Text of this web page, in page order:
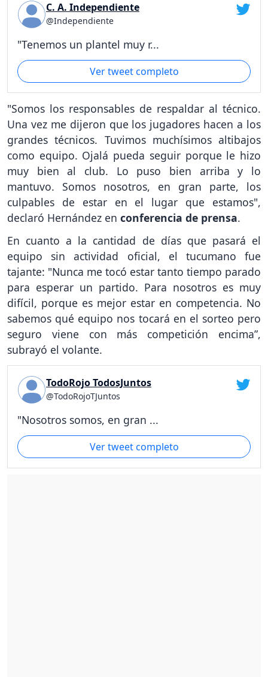
C. A. Independiente
@Independiente
"Tenemos un plantel muy r...
Ver tweet completo
"Somos los responsables de respaldar al técnico.
Una vez me dijeron que los jugadores hacen a los
grandes técnicos. Tuvimos muchísimos altibajos
como equipo. Ojalá pueda seguir porque le hizo
muy bien al club. Lo puso bien arriba y lo
mantuvo. Somos nosotros, en gran parte, los
culpables de estar en el lugar que estamos",
declaró Hernández en conferencia de prensa.
En cuanto a la cantidad de días que pasará el
equipo sin actividad oficial, el tucumano fue
tajante: "Nunca me tocó estar tanto tiempo parado
para esperar un partido. Para nosotros es muy
difícil, porque es mejor estar en competencia. No
sabemos qué equipo nos tocará en el sorteo pero
seguro viene con más competición encima”,
subrayó el volante.
TodoRojo TodosJuntos
@TodoRojoTJuntos
"Nosotros somos, en gran ...
Ver tweet completo